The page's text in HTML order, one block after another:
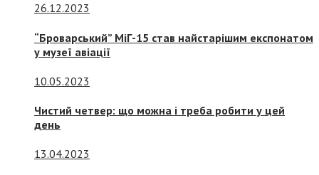
26.12.2023
“Броварський” МіГ-15 став найстарішим експонатом
у музеї авіації
10.05.2023
Чистий четвер: що можна і треба робити у цей
день
13.04.2023